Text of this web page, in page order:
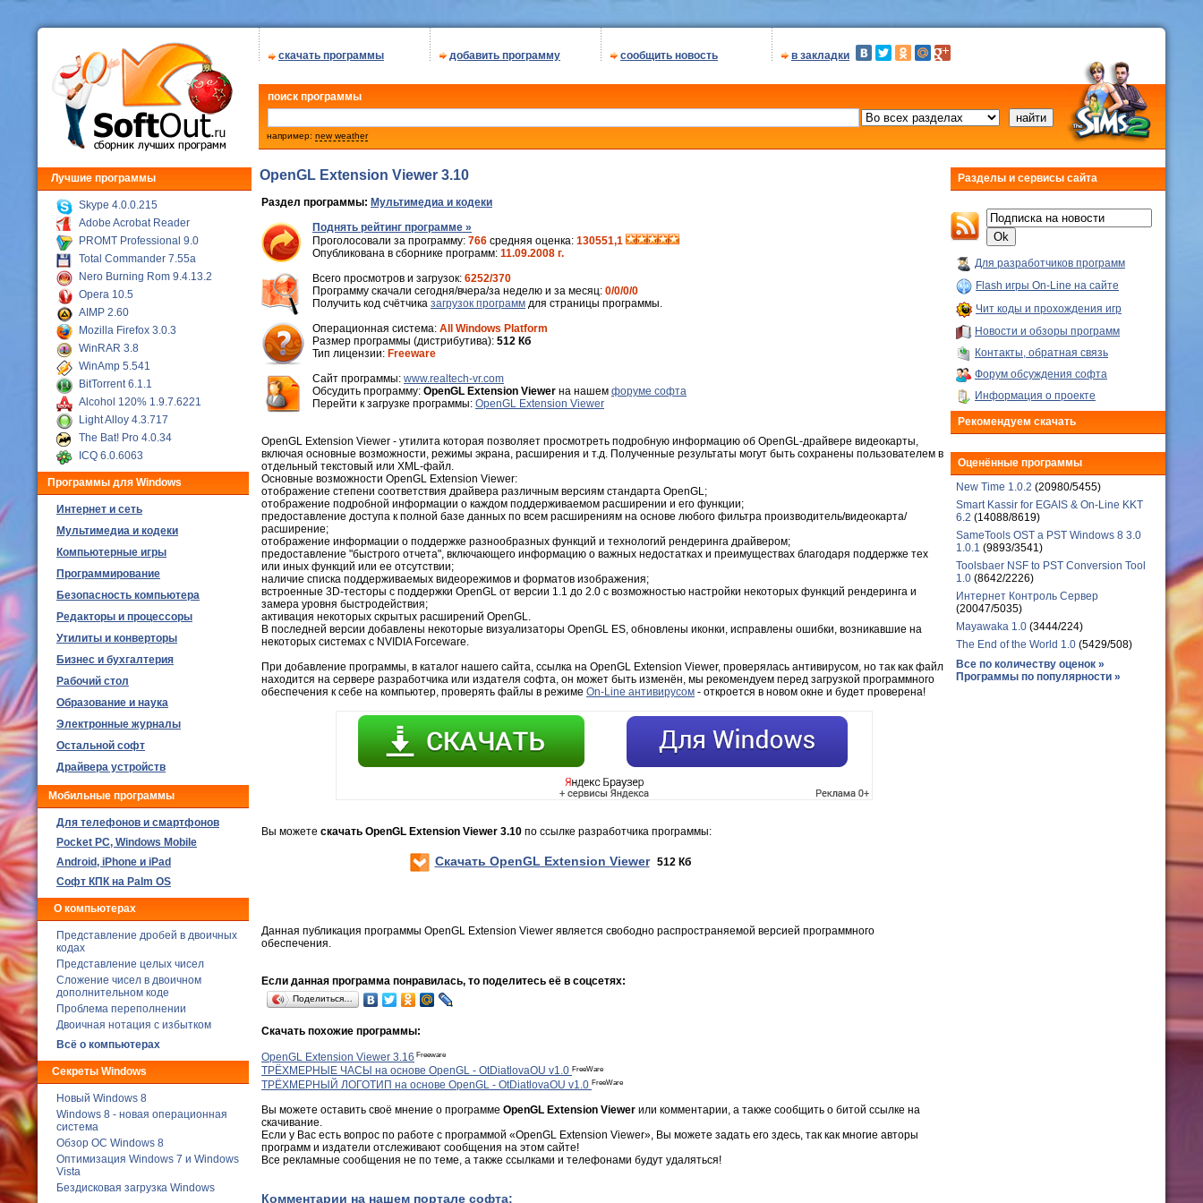
скачать программы добавить программу сообщить новость в закладки
поиск программы
например: new weather
Лучшие программы
Skype 4.0.0.215
Adobe Acrobat Reader
PROMT Professional 9.0
Total Commander 7.55a
Nero Burning Rom 9.4.13.2
Opera 10.5
AIMP 2.60
Mozilla Firefox 3.0.3
WinRAR 3.8
WinAmp 5.541
BitTorrent 6.1.1
Alcohol 120% 1.9.7.6221
Light Alloy 4.3.717
The Bat! Pro 4.0.34
ICQ 6.0.6063
Программы для Windows
Интернет и сеть
Мультимедиа и кодеки
Компьютерные игры
Программирование
Безопасность компьютера
Редакторы и процессоры
Утилиты и конверторы
Бизнес и бухгалтерия
Рабочий стол
Образование и наука
Электронные журналы
Остальной софт
Драйвера устройств
Мобильные программы
Для телефонов и смартфонов
Poсket PC, Windows Mobile
Android, iPhone и iPad
Софт КПК на Palm OS
О компьютерах
Представление дробей в двоичных
кодах
Представление целых чисел
Сложение чисел в двоичном
дополнительном коде
Проблема переполнении
Двоичная нотация с избытком
Всё о компьютерах
Секреты Windows
Новый Windows 8
Windows 8 - новая операционная
система
Обзор ОС Windows 8
Оптимизация Windows 7 и Windows
Vista
Бездисковая загрузка Windows
OpenGL Extension Viewer 3.10
Раздел программы: Мультимедиа и кодеки
Поднять рейтинг программе »
Проголосовали за программу: 766 средняя оценка: 130551,1
Опубликована в сборнике программ: 11.09.2008 г.
Всего просмотров и загрузок: 6252/370
Программу скачали сегодня/вчера/за неделю и за месяц: 0/0/0/0
Получить код счётчика загрузок программ для страницы программы.
Операционная система: All Windows Platform
Размер программы (дистрибутива): 512 Кб
Тип лицензии: Freeware
Cайт программы: www.realtech-vr.com
Обсудить программу: OpenGL Extension Viewer на нашем форуме софта
Перейти к загрузке программы: OpenGL Extension Viewer
OpenGL Extension Viewer - утилита которая позволяет просмотреть подробную информацию об OpenGL-драйвере видеокарты,
включая основные возможности, режимы экрана, расширения и т.д. Полученные результаты могут быть сохранены пользователем в
отдельный текстовый или XML-файл.
Основные возможности OpenGL Extension Viewer:
отображение степени соответствия драйвера различным версиям стандарта OpenGL;
отображение подробной информации о каждом поддерживаемом расширении и его функции;
предоставление доступа к полной базе данных по всем расширениям на основе любого фильтра производитель/видеокарта/
расширение;
отображение информации о поддержке разнообразных функций и технологий рендеринга драйвером;
предоставление "быстрого отчета", включающего информацию о важных недостатках и преимуществах благодаря поддержке тех
или иных функций или ее отсутствии;
наличие списка поддерживаемых видеорежимов и форматов изображения;
встроенные 3D-тесторы с поддержки OpenGL от версии 1.1 до 2.0 с возможностью настройки некоторых функций рендеринга и
замера уровня быстродействия;
активация некоторых скрытых расширений OpenGL.
В последней версии добавлены некоторые визуализаторы OpenGL ES, обновлены иконки, исправлены ошибки, возникавшие на
некоторых системах с NVIDIA Forceware.
При добавление программы, в каталог нашего сайта, ссылка на OpenGL Extension Viewer, проверялась антивирусом, но так как файл
находится на сервере разработчика или издателя софта, он может быть изменён, мы рекомендуем перед загрузкой программного
обеспечения к себе на компьютер, проверять файлы в режиме On-Line антивирусом - откроется в новом окне и будет проверена!
Вы можете скачать OpenGL Extension Viewer 3.10 по ссылке разработчика программы:
Скачать OpenGL Extension Viewer 512 Кб
Данная публикация программы OpenGL Extension Viewer является свободно распространяемой версией программного
обеспечения.
Если данная программа понравилась, то поделитесь её в соцсетях:
Поделиться…
Скачать похожие программы:
OpenGL Extension Viewer 3.16 Freeware
ТРЁХМЕРНЫЕ ЧАСЫ на основе OpenGL - OtDiatlovaOU v1.0 FreeWare
ТРЁХМЕРНЫЙ ЛОГОТИП на основе OpenGL - OtDiatlovaOU v1.0 FreeWare
Вы можете оставить своё мнение о программе OpenGL Extension Viewer или комментарии, а также сообщить о битой ссылке на
скачивание.
Если у Вас есть вопрос по работе с программой «OpenGL Extension Viewer», Вы можете задать его здесь, так как многие авторы
программ и издатели отслеживают сообщения на этом сайте!
Все рекламные сообщения не по теме, а также ссылками и телефонами будут удаляться!
Комментарии на нашем портале софта:
Разделы и сервисы сайта
Для разработчиков программ
Flash игры On-Line на сайте
Чит коды и прохождения игр
Новости и обзоры программ
Контакты, обратная связь
Форум обсуждения софта
Информация о проекте
Рекомендуем скачать
Оценённые программы
New Time 1.0.2 (20980/5455)
Smart Kassir for EGAIS & On-Line KKT
6.2 (14088/8619)
SameTools OST a PST Windows 8 3.0
1.0.1 (9893/3541)
Toolsbaer NSF to PST Conversion Tool
1.0 (8642/2226)
Интернет Контроль Сервер
(20047/5035)
Mayawaka 1.0 (3444/224)
The End of the World 1.0 (5429/508)
Все по количеству оценок »
Программы по популярности »